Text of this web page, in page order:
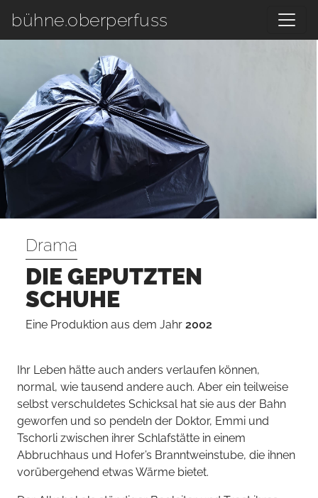
bühne.oberperfuss
Drama
DIE GEPUTZTEN
SCHUHE
Eine Produktion aus dem Jahr 2002
Ihr Leben hätte auch anders verlaufen können,
normal, wie tausend andere auch. Aber ein teilweise
selbst verschuldetes Schicksal hat sie aus der Bahn
geworfen und so pendeln der Doktor, Emmi und
Tschorli zwischen ihrer Schlafstätte in einem
Abbruchhaus und Hofer’s Branntweinstube, die ihnen
vorübergehend etwas Wärme bietet.